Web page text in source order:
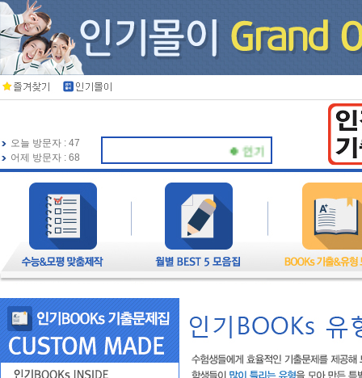
오늘 방문자 : 47
어제 방문자 : 68
🍀 인기북스가 항상 응원하겠